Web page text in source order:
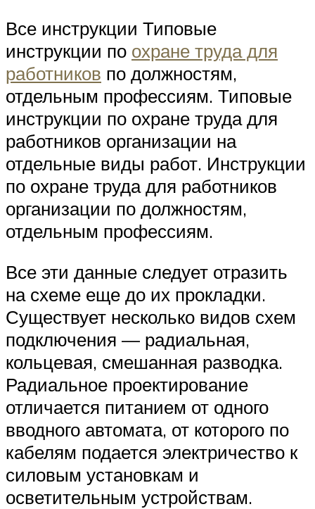
Все инструкции Типовые
инструкции по охране труда для
работников по должностям,
отдельным профессиям. Типовые
инструкции по охране труда для
работников организации на
отдельные виды работ. Инструкции
по охране труда для работников
организации по должностям,
отдельным профессиям.
Все эти данные следует отразить
на схеме еще до их прокладки.
Существует несколько видов схем
подключения — радиальная,
кольцевая, смешанная разводка.
Радиальное проектирование
отличается питанием от одного
вводного автомата, от которого по
кабелям подается электричество к
силовым установкам и
осветительным устройствам.